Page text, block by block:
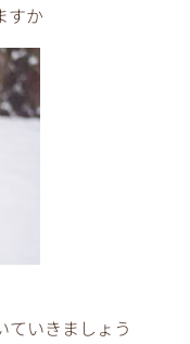
すか
ていきましょう